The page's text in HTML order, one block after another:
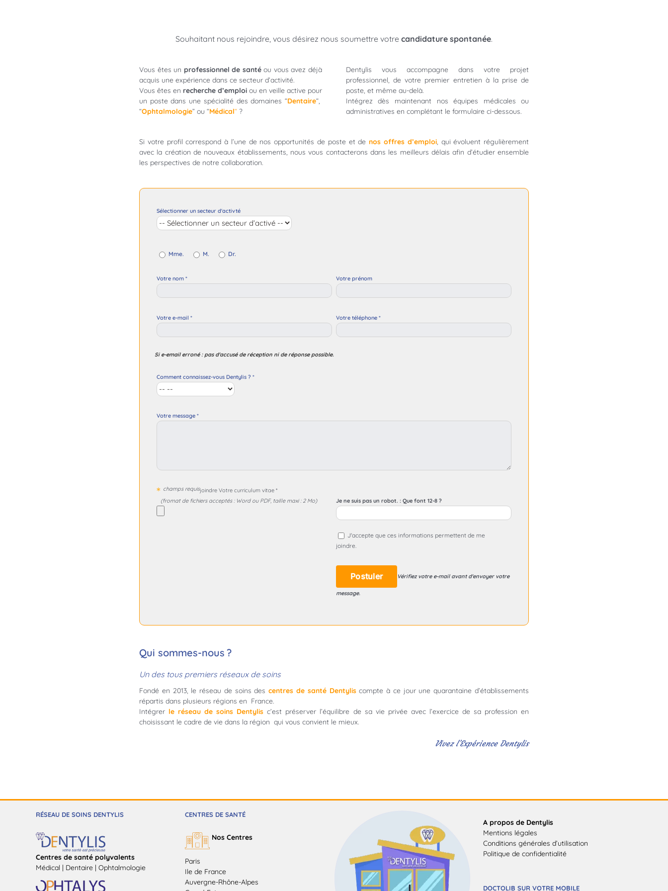
Souhaitant nous rejoindre, vous désirez nous soumettre votre candidature spontanée.
Vous êtes un professionnel de santéou vous avez déjà
acquis une expérience dans ce secteur d’activité.
Vous êtes en recherche d’emploi ou en veille active pour
un poste dans une spécialité des domaines “Dentaire“,
“Ophtalmologie” ou “Médical“?
Dentylis vous accompagne dans votre projet
professionnel, de votre premier entretien à la prise de
poste, et même au-delà.
Intégrez dès maintenant nos équipes médicales ou
administratives en complétant le formulaire ci-dessous.
Si votre profil correspond à l’une de nos opportunités de poste et denos offres d’emploi, qui évoluent régulièrement
avec la création de nouveaux établissements, nous vous contacterons dans les meilleurs délais afin d’étudier ensemble
les perspectives de notre collaboration.
Sélectionner un secteur d'activté
Mme. M. Dr.
Votre nom * Votre prénom
Votre e-mail * Votre téléphone *
Si e-email erroné : pas d'accusé de réception ni de réponse possible.
Comment connaissez-vous Dentylis ? *
Votre message *
* champs requisjoindre Votre curriculum vitae *
(fromat de fichiers acceptés : Word ou PDF, taille maxi : 2 Mo)
Je ne suis pas un robot. : Que font 12-8 ?
J'accepte que ces informations permettent de me
joindre.
Vérifiez votre e-mail avant d'envoyer votre
message.
Qui sommes-nous ?
Un des tous premiers réseaux de soins
Fondé en 2013, le réseau de soins descentres de santé Dentyliscompte à ce jour une quarantaine d’établissements
répartis dans plusieurs régions en France.
Intégrer le réseau de soins Dentylis c’est préserver l’équilibre de sa vie privée avec l’exercice de sa profession en
choisissant le cadre de vie dans la région qui vous convient le mieux.
Vivez l’Expérience Dentylis
RÉSEAU DE SOINS DENTYLIS
Centres de santé polyvalents
Médical | Dentaire | Ophtalmologie
CENTRES DE SANTÉ
Nos Centres
Paris
Ile de France
Auvergne-Rhône-Alpes
A propos de Dentylis
Mentions légales
Conditions générales d’utilisation
Politique de confidentialité
DOCTOLIB SUR VOTRE MOBILE